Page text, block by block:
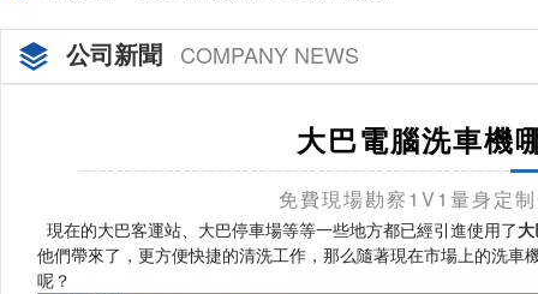
公司新聞 COMPANY NEWS
大巴電腦洗車機
免費現場勘察1V1量身定
現在的大巴客運站、大巴停車場等等一些地方都已經引進使用了
他們帶來了，更方便快捷的清洗工作，那么隨著現在市場上的
呢？